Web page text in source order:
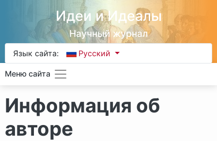
Идеи и Идеалы
Научный журнал
Язык сайта: Русский
Меню сайта
Информация об
авторе